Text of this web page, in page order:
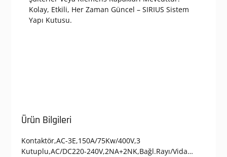
Kolay, Etkili, Her Zaman Güncel – SIRIUS Sistem
Yapı Kutusu.
Ürün Bilgileri
Kontaktör,AC-3E,150A/75Kw/400V,3
Kutuplu,AC/DC220-240V,2NA+2NK,Bağl.Rayı/Vida…